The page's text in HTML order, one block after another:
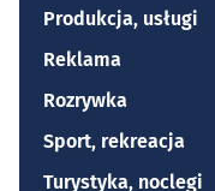
Produkcja, usługi
Reklama
Rozrywka
Sport, rekreacja
Turystyka, noclegi